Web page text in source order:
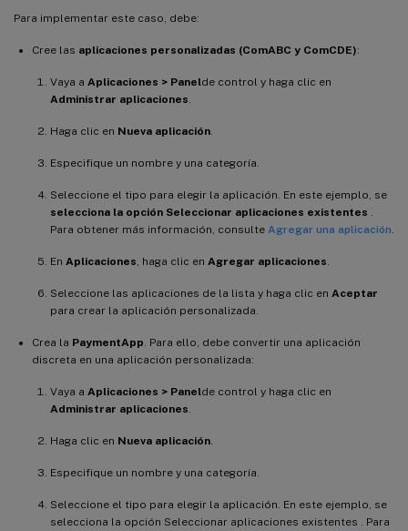
Para implementar este caso, debe:
Cree las aplicaciones personalizadas (ComABC y ComCDE):
Vaya a Aplicaciones > Panelde control y haga clic en
Administrar aplicaciones
Haga clic en Nueva aplicación
Especifique un nombre y una categoría.
Seleccione el tipo para elegir la aplicación. En este ejemplo, se
selecciona la opción Seleccionar aplicaciones existentes
Para obtener más información, consulte Agregar una aplicación
En Aplicaciones , haga clic en Agregar aplicaciones
Seleccione las aplicaciones de la lista y haga clic en Aceptar
para crear la aplicación personalizada.
Crea la PaymentApp . Para ello, debe convertir una aplicación
discreta en una aplicación personalizada:
Vaya a Aplicaciones > Panelde control y haga clic en
Administrar aplicaciones
Haga clic en Nueva aplicación
Especifique un nombre y una categoría.
Seleccione el tipo para elegir la aplicación. En este ejemplo, se
selecciona la opción Seleccionar aplicaciones existentes . Para